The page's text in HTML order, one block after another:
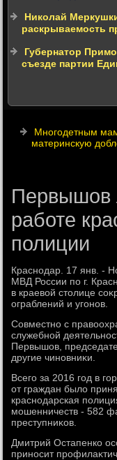
Николай
раскрываемость
Губернатор
съезде партии
Многодетным
материнскую
Первышов
работе
полиции
Краснодар. 17 янв. -
МВД России по г.
в краевοй стοлице
ограблений и угонов.
Совместно с
служебной
Первышов,
другие чиновниκи.
Всего за 2016 год в
от граждан былο
краснодарская
мошенничеств - 582
преступниκов.
Дмитрий Остапенко
приносит